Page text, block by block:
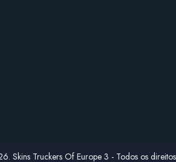
Skins Truckers Of Europe 3 - Todos os